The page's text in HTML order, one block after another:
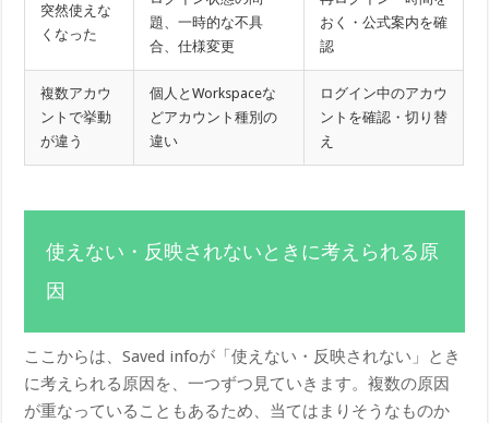
突然使えな
くなった
題、一時的な不具
合、仕様変更
おく・公式案内を確
認
複数アカウ
ントで挙動
が違う
個人とWorkspaceな
どアカウント種別の
違い
ログイン中のアカウ
ントを確認・切り替
え
使えない・反映されないときに考えられる原
因
ここからは、Saved infoが「使えない・反映されない」とき
に考えられる原因を、一つずつ見ていきます。複数の原因
が重なっていることもあるため、当てはまりそうなものか